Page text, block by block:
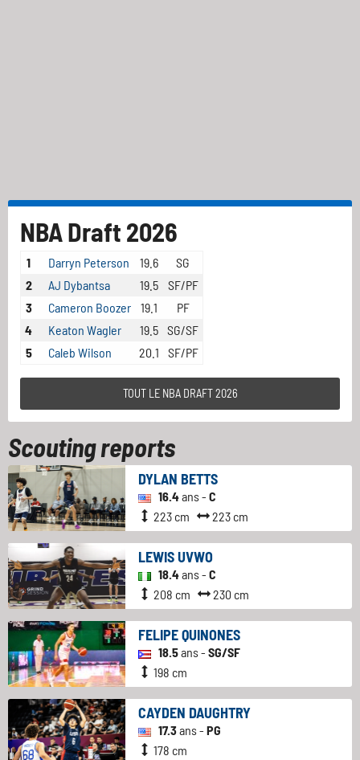
NBA Draft 2026
1 Darryn Peterson 19.6
SG
2
AJ Dybantsa 19.5
SF/PF
3
Cameron Boozer 19.1
PF
4
Keaton Wagler 19.5 SG/SF
5
Caleb Wilson 20.1 SF/PF
TOUT LE NBA DRAFT 2026
Scouting reports
DYLAN BETTS
16.4ans - C
223 cm
223 cm
LEWIS UVWO
18.4ans - C
208 cm
230 cm
FELIPE QUINONES
18.5ans - SG/SF
198 cm
CAYDEN DAUGHTRY
17.3ans - PG
178 cm